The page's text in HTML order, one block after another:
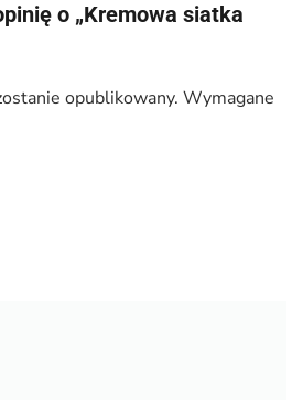
o „Kremowa siatka
opublikowany. Wymagane